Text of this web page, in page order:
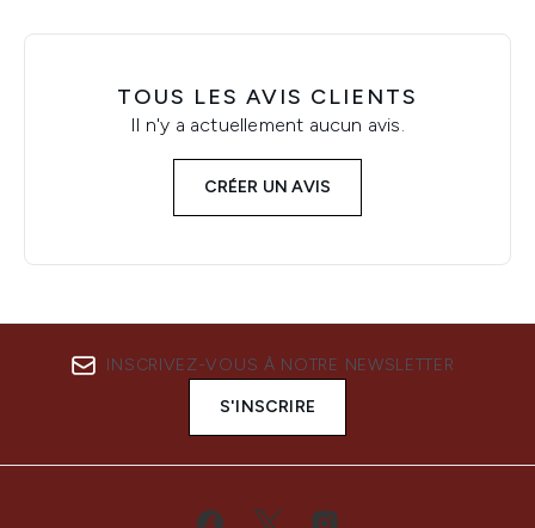
TOUS LES AVIS CLIENTS
Il n'y a actuellement aucun avis.
CRÉER UN AVIS
INSCRIVEZ-VOUS À NOTRE NEWSLETTER
S'INSCRIRE